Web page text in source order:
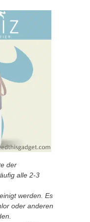
der
alle 2-3
werden. Es
oder anderen